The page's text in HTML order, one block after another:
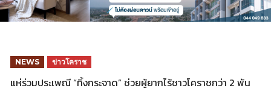
NEWS ข่าวโคราช
แห่ร่วมประเพณี “ทิ้งกระจาด” ช่วยผู้ยากไร้ชาวโคราชกว่า 2 พัน